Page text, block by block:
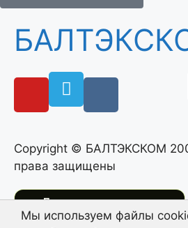
Мы используем файлы
Copyright © БАЛТЭКСКОМ
права защищены
Продвигается
SEO-специалист Виталий Исаков
на сопровождении с декабря 2024